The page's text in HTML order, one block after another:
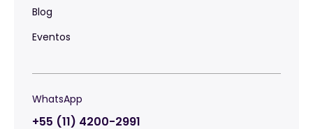
Blog
Eventos
WhatsApp
+55 (11) 4200-2991